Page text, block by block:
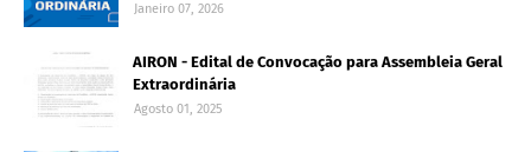
Janeiro 07, 2026
AIRON - Edital de Convocação para Assembleia Geral
Extraordinária
Agosto 01, 2025